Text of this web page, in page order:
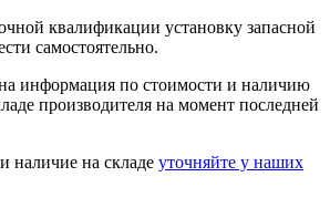
квалификации установку запасной
самостоятельно.
информация по стоимости и наличию
производителя на момент последней
наличие на складе уточняйте у наших